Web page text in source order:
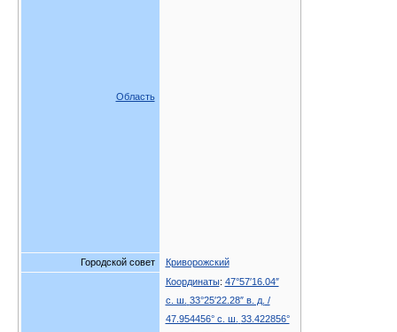
Область
Городской совет Криворожский
Координаты: 47°57′16.04″
с. ш. 33°25′22.28″ в. д. /
47.954456° с. ш. 33.422856°